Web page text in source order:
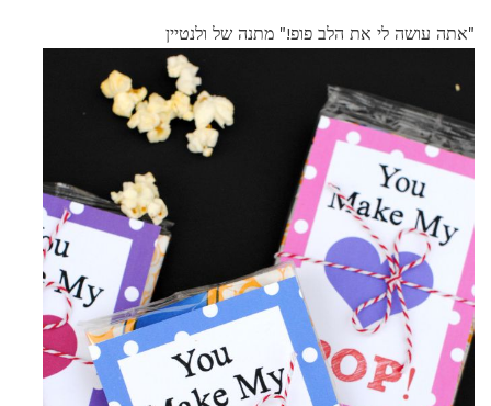
"אתה עושה לי את הלב פופ!" מתנה של ולנטיין